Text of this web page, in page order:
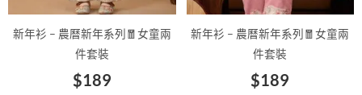
新年衫 – 農曆新年系列🧧女童兩
件套裝
$189
頁
面
選
新年衫 – 農曆新年系列🧧女童兩
件套裝
$189
頁
面
選